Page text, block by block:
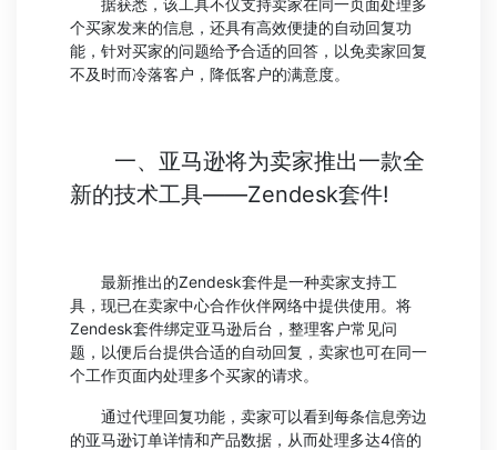
个买家发来的信息，还具有高效便捷的自动回复功
能，针对买家的问题给予合适的回答，以免卖家回复
不及时而冷落客户，降低客户的满意度。
一、亚马逊将为卖家推出一款全
新的技术工具——Zendesk套件!
最新推出的Zendesk套件是一种卖家支持工
具，现已在卖家中心合作伙伴网络中提供使用。将
Zendesk套件绑定亚马逊后台，整理客户常见问
题，以便后台提供合适的自动回复，卖家也可在同一
个工作页面内处理多个买家的请求。
通过代理回复功能，卖家可以看到每条信息旁边
的亚马逊订单详情和产品数据，从而处理多达4倍的